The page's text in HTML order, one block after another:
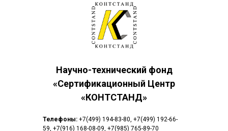
Научно-технический фонд
«Сертификационный Центр
«КОНТСТАНД»
Телефоны: +7(499) 194-83-80 +7(499) 192-66-
59 +7(916) 168-08-09 +7(985) 765-89-70